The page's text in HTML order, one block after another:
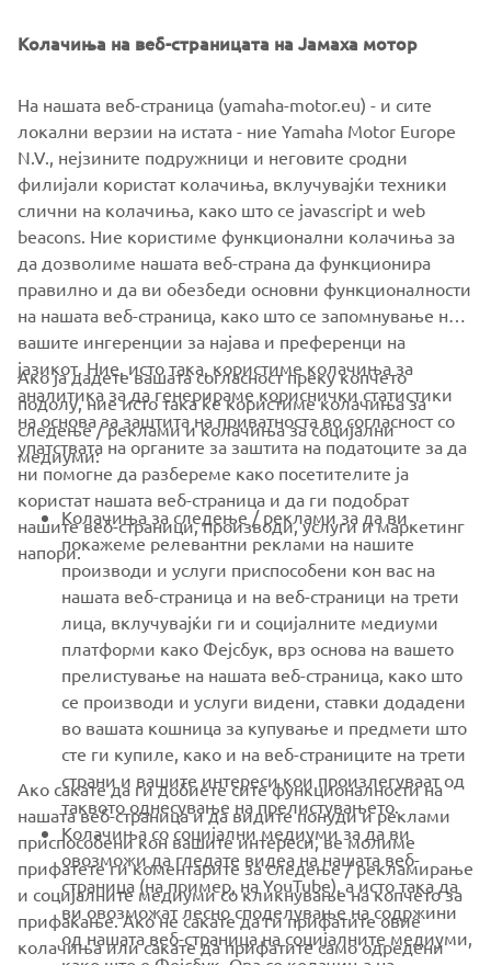
Industrie’s St Quentin factory currently manufactures over
vehicles each year. With ISO 14001, for environment
protection, and ISO 9001, for quality enhancement,
certifications – MBK Industrie is ready to offer the highest
levels of service to our EU customers.
DISCOVER THE NEW PWSERIES S2 AND DISPLAY B
CORPORATE
FOR BUSINESS
MORE YAMAHA
SUPPORT
NEWSLETTER
Be the first one to learn about latest deals, special events, new
SUBSCRIBE
Read our Privacy Policy to learn how we process your personal
Колачиња на веб-страницата на Јамаха мотор
На нашата веб-страница (yamaha-motor.eu) - и сите
локални верзии на истата - ние Yamaha Motor Europe
N.V., нејзините подружници и неговите сродни
филијали користат колачиња, вклучувајќи техники
слични на колачиња, како што се javascript и web
beacons. Ние користиме функционални колачиња за
да дозволиме нашата веб-страна да функционира
правилно и да ви обезбеди основни функционалности
на нашата веб-страница, како што се запомнување на
вашите ингеренции за најава и преференци на
јазикот. Ние, исто така, користиме колачиња за
аналитика за да генерираме кориснички статистики
на основа за заштита на приватноста во согласност со
упатствата на органите за заштита на податоците за да
ни помогне да разбереме како посетителите ја
користат нашата веб-страница и да ги подобрат
нашите веб-страници, производи, услуги и маркетинг
напори.
Ако ја дадете вашата согласност преку копчето
подолу, ние исто така ќе користиме колачиња за
следење / реклами и колачиња за социјални
медиуми:
Колачиња за следење / реклами за да ви
покажеме релевантни реклами на нашите
производи и услуги приспособени кон вас на
нашата веб-страница и на веб-страници на трети
лица, вклучувајќи ги и социјалните медиуми
платформи како Фејсбук, врз основа на вашето
прелистување на нашата веб-страница, како што
се производи и услуги видени, ставки додадени
во вашата кошница за купување и предмети што
сте ги купиле, како и на веб-страниците на трети
страни и вашите интереси кои произлегуваат од
таквото однесување на прелистувањето.
Колачиња со социјални медиуми за да ви
овозможи да гледате видеа на нашата веб-
страница (на пример, на YouTube), а исто така да
ви овозможат лесно споделување на содржини
од нашата веб-страница на социјалните медиуми,
Ако сакате да ги добиете сите функционалности на
нашата веб-страница и да видите понуди и реклами
приспособени кон вашите интереси, ве молиме
прифатете ги коментарите за следење / рекламирање
и социјалните медиуми со кликнување на копчето за
прифаќање. Ако не сакате да ги прифатите овие
колачиња или сакате да прифатите само одредени